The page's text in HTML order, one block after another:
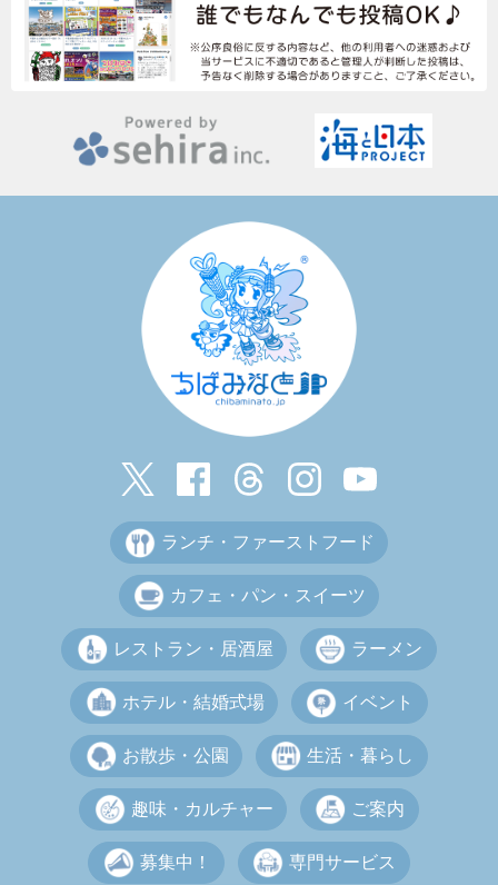
ランチ・ファーストフード
カフェ・パン・スイーツ
レストラン・居酒屋 ラーメン
ホテル・結婚式場 イベント
お散歩・公園 生活・暮らし
趣味・カルチャー ご案内
募集中！ 専門サービス